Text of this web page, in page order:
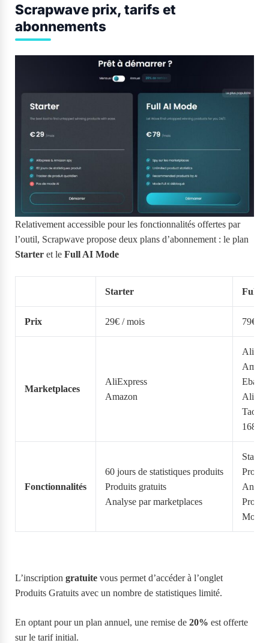
Scrapwave prix, tarifs et
abonnements
Relativement accessible pour les fonctionnalités offertes par
l’outil, Scrapwave propose deux plans d’abonnement : le plan
Starter et le Full AI Mode
Starter Full
Prix 29€ / mois 79€ /
Marketplaces
AliExpress
Amazon
Ebay
1688
Fonctionnalités
60 jours de statistiques produits
Produits gratuits
Analyse par marketplaces
Mode
L’inscription gratuite vous permet d’accéder à l’onglet
Produits Gratuits avec un nombre de statistiques limité.
En optant pour un plan annuel, une remise de 20% est offerte
sur le tarif initial.